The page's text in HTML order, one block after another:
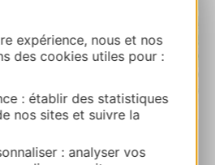
expérience, nous et nos
des cookies utiles pour :
: établir des statistiques
nos sites et suivre la
: analyser vos
Leaflet | Map data ©OpenStreetMap contributors
Christian et Annie Chassaly